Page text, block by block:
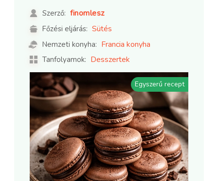
Szerző: finomlesz
Főzési eljárás: Sütés
Nemzeti konyha: Francia konyha
Tanfolyamok: Desszertek
Egyszerű recept